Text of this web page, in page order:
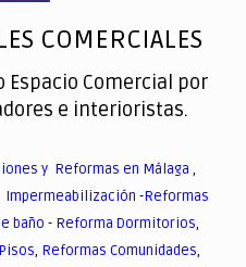
COMERCIALES
Espacio Comercial por
e interioristas.
y Reformas en Málaga ,
Impermeabilización -Reformas
baño - Reforma Dormitorios,
, Reformas Comunidades,